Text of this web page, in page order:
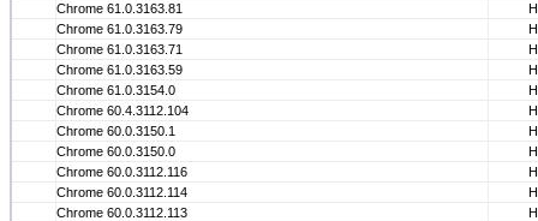
Chrome 61.0.3163.81
Chrome 61.0.3163.79
Chrome 61.0.3163.71
Chrome 61.0.3163.59
Chrome 61.0.3154.0
Chrome 60.4.3112.104
Chrome 60.0.3150.1
Chrome 60.0.3150.0
Chrome 60.0.3112.116
Chrome 60.0.3112.114
Chrome 60.0.3112.113